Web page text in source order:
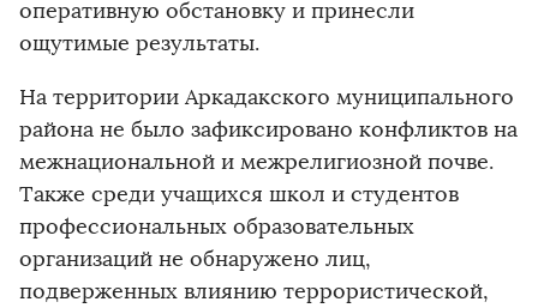
оперативную обстановку и принесли
ощутимые результаты.
На территории Аркадакского муниципального
района не было зафиксировано конфликтов на
межнациональной и межрелигиозной почве.
Также среди учащихся школ и студентов
профессиональных образовательных
организаций не обнаружено лиц,
подверженных влиянию террористической,